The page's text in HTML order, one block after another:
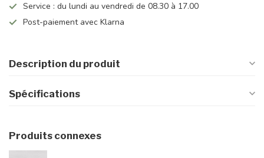
Service : du lundi au vendredi de 08.30 à 17.00
Post-paiement avec Klarna
Description du produit
Spécifications
Produits connexes